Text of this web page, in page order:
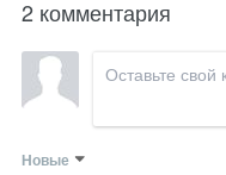
2 комментария
Новые